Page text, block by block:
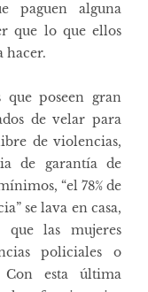
paguen alguna
que lo que ellos
hacer.
que poseen gran
de velar para
de violencias,
de garantía de
“el 78% de
se lava en casa,
que las mujeres
policiales o
esta última